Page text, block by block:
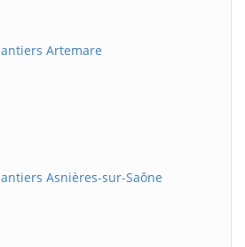
Artemare
Asnières-sur-Saône